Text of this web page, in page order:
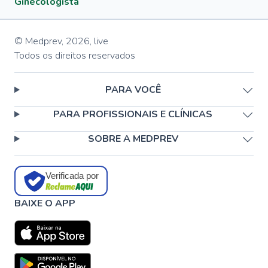
© Medprev, 2026, live
Todos os direitos reservados
PARA VOCÊ
PARA PROFISSIONAIS E CLÍNICAS
SOBRE A MEDPREV
Verificada por
BAIXE O APP